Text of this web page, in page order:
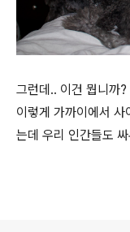
그런데.. 이건 뭡니까
이렇게 가까이에서
는데 우리 인간들도